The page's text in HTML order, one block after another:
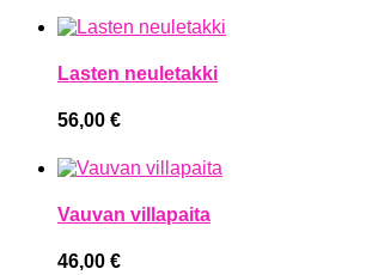
Lasten neuletakki
56,00 €
Vauvan villapaita
46,00 €